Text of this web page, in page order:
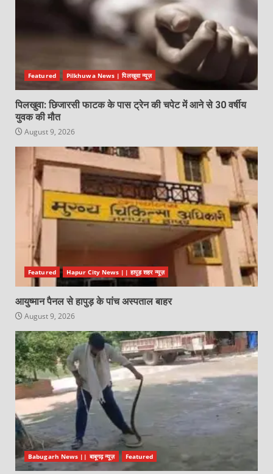
Featured Pilkhuwa News | पिलखुवा न्यूज़
पिलखुवा: छिजारसी फाटक के पास ट्रेन की चपेट में आने से 30 वर्षीय
युवक की मौत
August 9, 2026
Featured Hapur City News || हापुड़ शहर न्यूज़
आयुष्मान पैनल से हापुड़ के पांच अस्पताल बाहर
August 9, 2026
Babugarh News || बाबूगढ़ न्यूज़ Featured